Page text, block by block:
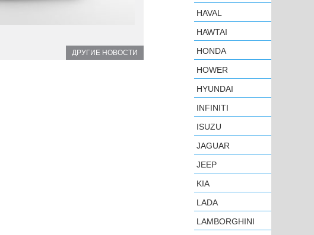
ДРУГИЕ НОВОСТИ
HAVAL
HAWTAI
HONDA
HOWER
HYUNDAI
INFINITI
ISUZU
JAGUAR
JEEP
KIA
LADA
LAMBORGHINI